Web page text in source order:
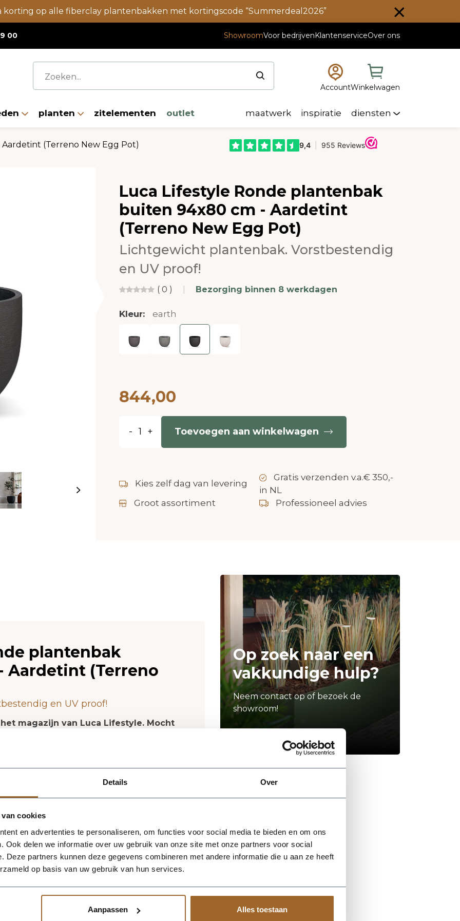
Details Over
cookies
en advertenties te personaliseren, om functies voor social media te bieden en om ons
Ook delen we informatie over uw gebruik van onze site met onze partners voor social
Deze partners kunnen deze gegevens combineren met andere informatie die u aan ze heeft
op basis van uw gebruik van hun services.
Aanpassen Alles toestaan
korting op alle fiberclay plantenbakken met kortingscode “Summerdeal2026”
00 ShowroomVoor bedrijvenKlantenserviceOver ons
AccountWinkelwagen
planten zitelementen outlet maatwerk inspiratie diensten
(Terreno New Egg Pot)
Luca Lifestyle Ronde plantenbak
buiten 94x80 cm - Aardetint
(Terreno New Egg Pot)
Lichtgewicht plantenbak. Vorstbestendig
en UV proof!
( 0 ) Bezorging binnen 8 werkdagen
Kleur: earth
844,00
- + Toevoegen aan winkelwagen
Kies zelf dag van levering
Gratis verzenden v.a.€ 350,-
in NL
Groot assortiment
Professioneel advies
plantenbak
Aardetint (Terreno
en UV proof!
magazijn van Luca Lifestyle. Mocht
nemen we contact met je op.
Luca Lifestyle brengt direct sfeer,
in elke ruimte. Dankzij de eivorm krijgt
dat mooi combineert met zowel
kleur aarde geeft het ontwerp een
goed tot zijn recht komen. Het
de bak voldoende aanwezigheid
Praktische kenmerken:
afwerking in fiberglas zorgt voor een
geschikt voor styling in huis, op kantoor,
meerdere maten of kleuren uit
harmonieus geheel.
Op zoek naar een
vakkundige hulp?
Neem contact op of bezoek de
showroom!